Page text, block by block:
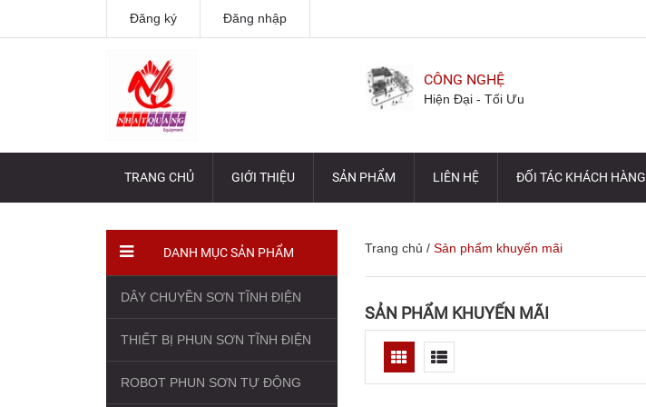
Đăng ký Đăng nhập
CÔNG NGHỆ
Hiện Đại - Tối Ưu
TRANG CHỦ GIỚI THIỆU SẢN PHẨM LIÊN HỆ ĐỐI TÁC KHÁCH HÀNG
Trang chủ / Sản phẩm khuyến mãi
SẢN PHẨM KHUYẾN MÃI
DANH MỤC SẢN PHẨM
DÂY CHUYỀN SƠN TĨNH ĐIỆN
THIẾT BỊ PHUN SƠN TĨNH ĐIỆN
ROBOT PHUN SƠN TỰ ĐỘNG